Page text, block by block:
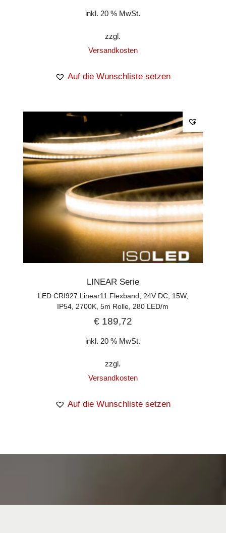
inkl. 20 % MwSt.
zzgl.
Versandkosten
Auf die Wunschliste setzen
LINEAR Serie
LED CRI927 Linear11 Flexband, 24V DC, 15W,
IP54, 2700K, 5m Rolle, 280 LED/m
€189,72
inkl. 20 % MwSt.
zzgl.
Versandkosten
Auf die Wunschliste setzen